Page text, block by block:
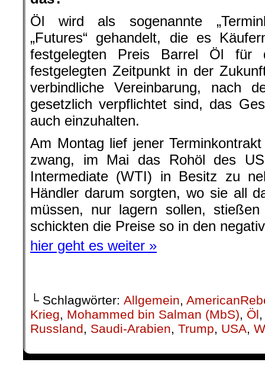
Am Montag lief jener
zwang, im Mai das Rohöl des
Intermediate (WTI) in Besitz zu
Händler darum sorgten, wo sie all
müssen, nur lagern sollen,
schickten die Preise so in den
hier geht es weiter »
└ Schlagwörter:Allgemein ,
Krieg,Mohammed bin Salman (MbS), Öl
Russland
,Saudi-Arabien ,Trump,USA ,